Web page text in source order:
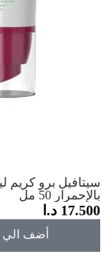
سيتافيل برو كريم
بالإحمرار 50 مل
17.500 د.ا
أضف الي